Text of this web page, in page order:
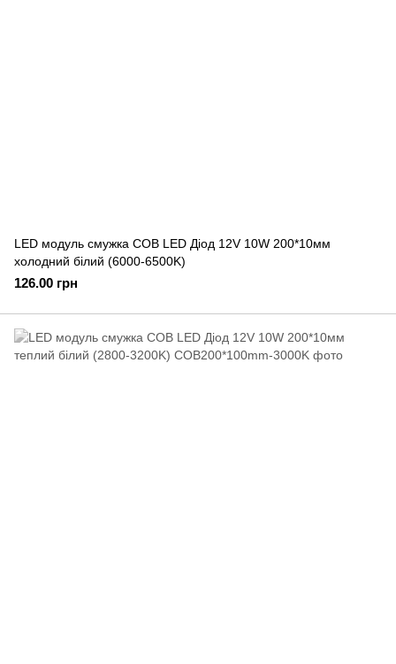
LED модуль смужка COB LED Діод 12V 10W 200*10мм
холодний білий (6000-6500K)
126.00 грн